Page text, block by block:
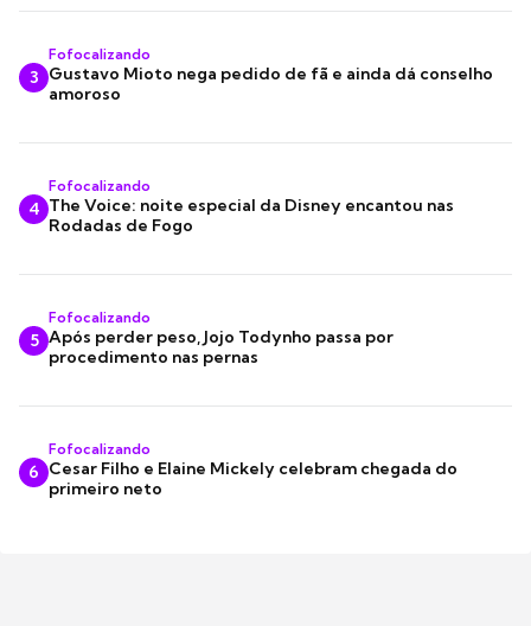
3
Fofocalizando
Gustavo Mioto nega pedido de fã e ainda dá conselho
amoroso
4
Fofocalizando
The Voice: noite especial da Disney encantou nas
Rodadas de Fogo
5
Fofocalizando
Após perder peso, Jojo Todynho passa por
procedimento nas pernas
6
Fofocalizando
Cesar Filho e Elaine Mickely celebram chegada do
primeiro neto